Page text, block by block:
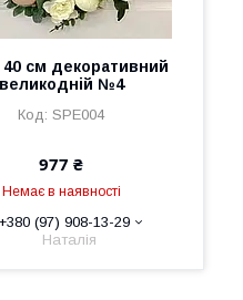
40 см декоративний
великодній №4
SPE004
977 ₴
Немає в наявності
+380 (97) 908-13-29
Наталія